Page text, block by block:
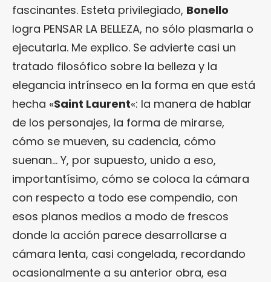
fascinantes. Esteta privilegiado, Bonello
logra PENSAR LA BELLEZA, no sólo plasmarla o
ejecutarla. Me explico. Se advierte casi un
tratado filosófico sobre la belleza y la
elegancia intrínseco en la forma en que está
hecha «Saint Laurent«: la manera de hablar
de los personajes, la forma de mirarse,
cómo se mueven, su cadencia, cómo
suenan… Y, por supuesto, unido a eso,
importantísimo, cómo se coloca la cámara
con respecto a todo ese compendio, con
esos planos medios a modo de frescos
donde la acción parece desarrollarse a
cámara lenta, casi congelada, recordando
ocasionalmente a su anterior obra, esa